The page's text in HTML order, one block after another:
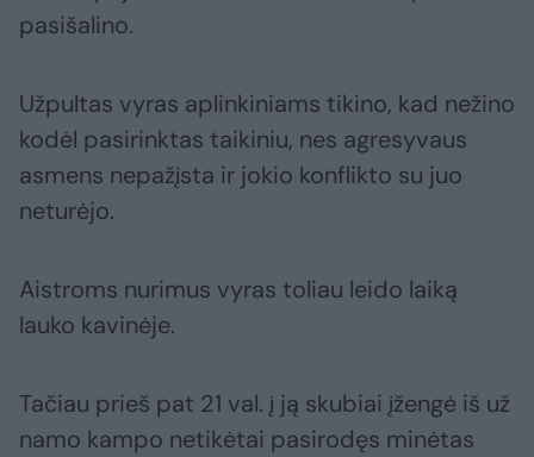
pasišalino.
Užpultas vyras aplinkiniams tikino, kad nežino
kodėl pasirinktas taikiniu, nes agresyvaus
asmens nepažįsta ir jokio konflikto su juo
neturėjo.
Aistroms nurimus vyras toliau leido laiką
lauko kavinėje.
Tačiau prieš pat 21 val. į ją skubiai įžengė iš už
namo kampo netikėtai pasirodęs minėtas